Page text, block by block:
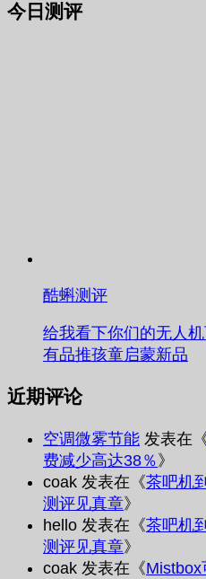
今日测评
酷蝌测评
给我看下你们的无人
有品推孩童启蒙新品
近期评论
空调微雾节能 发表在
费减少高达38％》
coak 发表在《茶吧机
测评见真章》
hello 发表在《茶吧机
测评见真章》
coak 发表在《